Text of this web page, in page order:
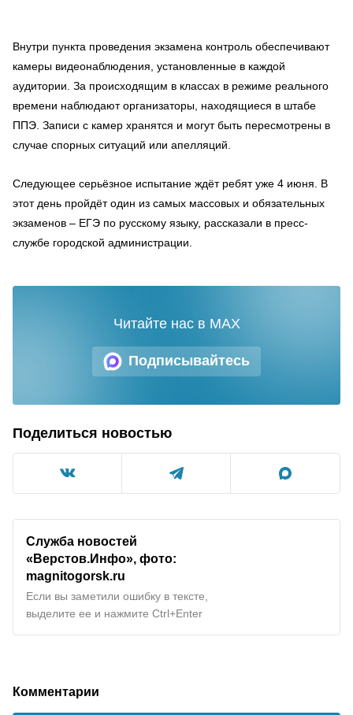
Внутри пункта проведения экзамена контроль обеспечивают
камеры видеонаблюдения, установленные в каждой
аудитории. За происходящим в классах в режиме реального
времени наблюдают организаторы, находящиеся в штабе
ППЭ. Записи с камер хранятся и могут быть пересмотрены в
случае спорных ситуаций или апелляций.
Следующее серьёзное испытание ждёт ребят уже 4 июня. В
этот день пройдёт один из самых массовых и обязательных
экзаменов – ЕГЭ по русскому языку, рассказали в пресс-
службе городской администрации.
Подписывайтесь
Читайте нас в MAX
Поделиться новостью
Служба новостей
«Верстов.Инфо», фото:
magnitogorsk.ru
Если вы заметили ошибку в тексте,
выделите ее и нажмите Ctrl+Enter
Комментарии